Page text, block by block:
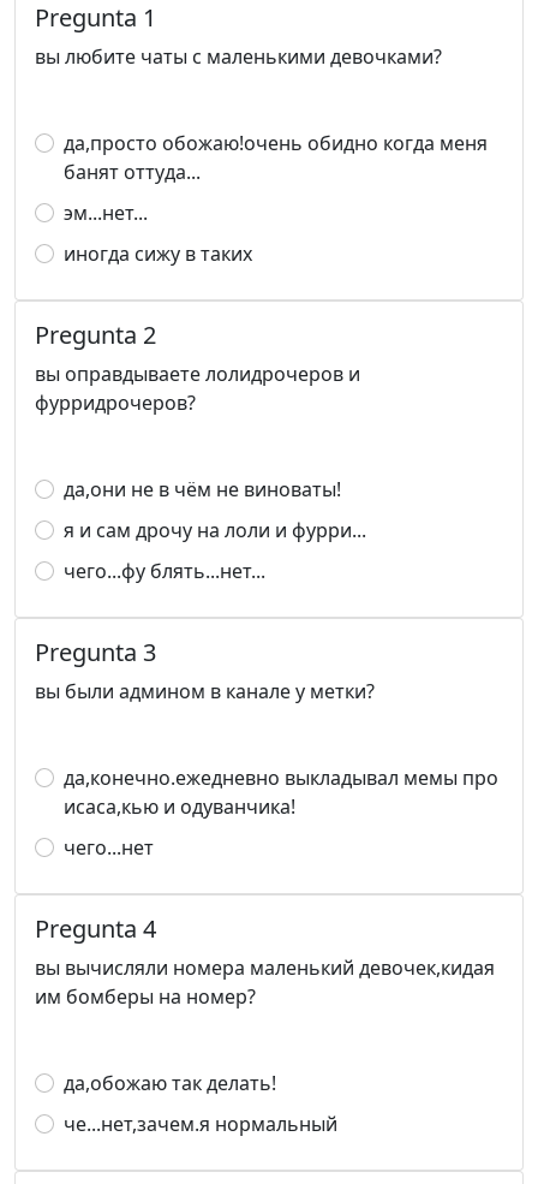
Pregunta 1
вы любите чаты с маленькими девочками?
да,просто обожаю!очень обидно когда меня
банят оттуда...
эм...нет...
иногда сижу в таких
Pregunta 2
вы оправдываете лолидрочеров и
фурридрочеров?
да,они не в чëм не виноваты!
я и сам дрочу на лоли и фурри...
чего...фу блять...нет...
Pregunta 3
вы были админом в канале у метки?
да,конечно.ежедневно выкладывал мемы про
исаса,кью и одуванчика!
чего...нет
Pregunta 4
вы вычисляли номера маленький девочек,кидая
им бомберы на номер?
да,обожаю так делать!
че...нет,зачем.я нормальный